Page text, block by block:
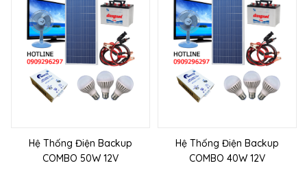
Hệ Thống Điện Backup
COMBO 50W 12V
Hệ Thống Điện Backup
COMBO 40W 12V